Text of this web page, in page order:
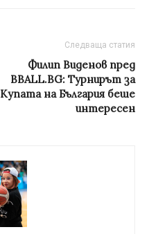
Следваща статия
Филип Виденов пред
BBALL.BG: Турнирът за
Купата на България беше
интересен